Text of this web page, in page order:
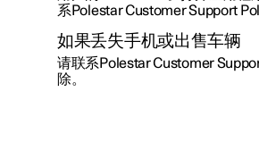
系Polestar Customer Support
如果丢失手机或出售车辆
请联系Polestar Customer
除。